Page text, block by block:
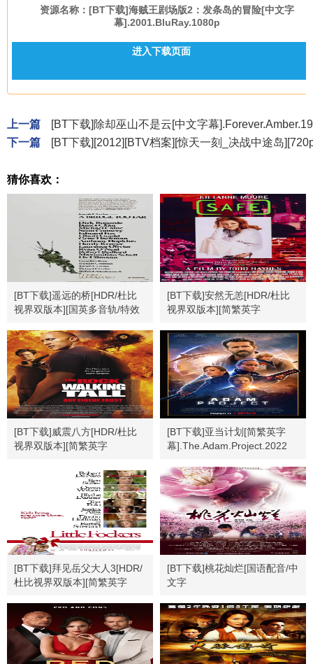
资源名称：[BT下载]海贼王剧场版2：发条岛的冒险[中文字
幕].2001.BluRay.1080p
进入下载页面
上一篇
[BT下载]除却巫山不是云[中文字幕
下一篇
[BT下载][2012][BTV档案][惊天一刻_决战中途岛
猜你喜欢：
[BT下载]遥远的桥[HDR/杜比
视界双版本][国英多音轨/特效
[BT下载]安然无恙[HDR/杜比
视界双版本][简繁英字
[BT下载]威震八方[HDR/杜比
视界双版本][简繁英字
[BT下载]亚当计划[简繁英字
幕].The.Adam.Project.2022
[BT下载]拜见岳父大人3[HDR/
杜比视界双版本][简繁英字
[BT下载]桃花灿烂[国语配音/中
文字